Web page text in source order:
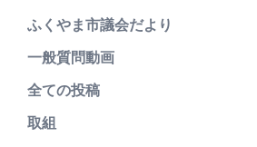
ふくやま市議会だより
一般質問動画
全ての投稿
取組